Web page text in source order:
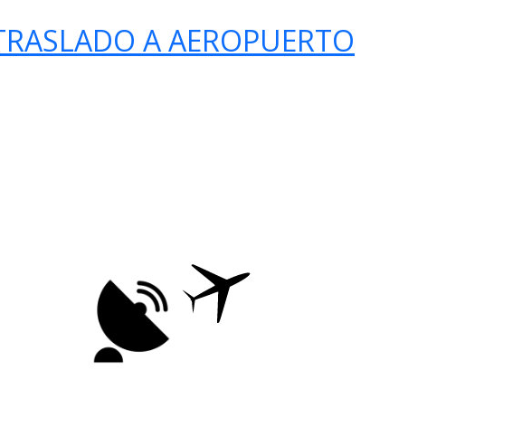
A AEROPUERTO